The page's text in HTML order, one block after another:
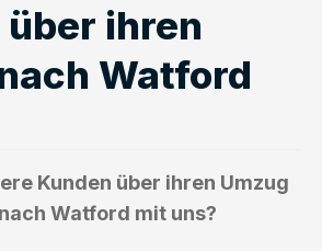
ihren
Watford
Kunden über ihren Umzug
Watford mit uns?